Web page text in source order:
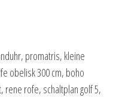
promatris, kleine
obelisk 300 cm, boho
rene rofe, schaltplan golf 5,